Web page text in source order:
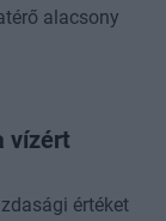
alacsony
vízért
értéket